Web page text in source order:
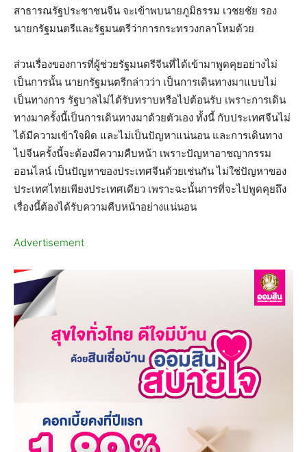
สาธารณรัฐประชาชนจีน จะเข้าพบนายภูมิธรรม เวชยชัย รอง
นายกรัฐมนตรีและรัฐมนตรีว่าการกระทรวงกลาโหมด้วย
ส่วนเรื่องของการที่ผู้ช่วยรัฐมนตรีจีนที่ได้เข้ามาพูดคุยอย่างไม่
เป็นการนั้น นายกรัฐมนตรีกล่าวว่า เป็นการเดินทางมาแบบไม่
เป็นทางการ รัฐบาลไม่ได้รับทราบหรือไปต้อนรับ เพราะการเดิน
ทางมาครั้งนี้เป็นการเดินทางมาด้วยตัวเอง ทั้งนี้ กับประเทศจีนไม่
ได้มีความเข้าใจผิด และไม่เป็นปัญหาแน่นอน และการเดินทาง
ไปจีนครั้งนี้จะต้องมีความคืบหน้า เพราะปัญหาอาชญากรรม
ออนไลน์ เป็นปัญหาของประเทศจีนด้วยเช่นกัน ไม่ใช่ปัญหาของ
ประเทศไทยเพียงประเทศเดียว เพราะฉะนั้นการที่จะไปพูดคุยถึง
เรื่องนี้ต้องได้รับความคืบหน้าอย่างแน่นอน
Advertisement